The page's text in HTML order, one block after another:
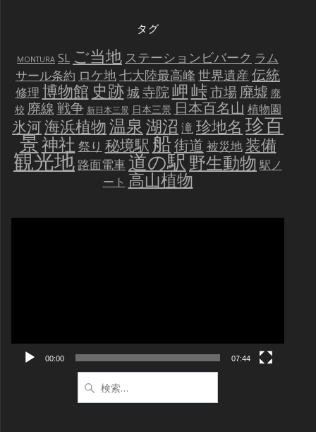
タグ
MONTURA SL ご当地 ステーションビバーク ラム
サール条約 ロケ地七大陸最高峰 世界遺産 伝統
修理 博物館 史跡城寺院岬峠市場 廃墟 廃
校 廃線戦争 新日本三景 日本三景 日本百名山 植物園
氷河海浜植物温泉湖沼 滝珍地名 珍百
景神社 祭り 秘境駅船街道 被災地 装備
観光地 路面電車道の駅野生動物 駅ノ
ート 高山植物
00:00 07:44
索: